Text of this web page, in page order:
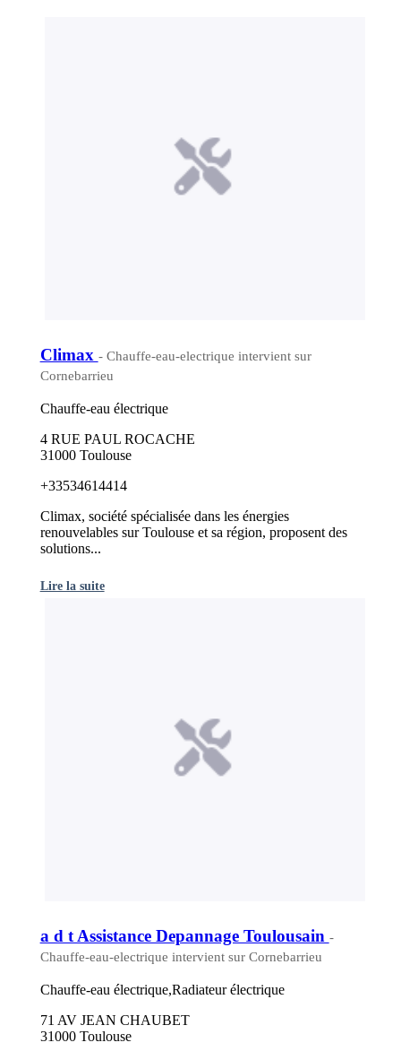
Climax - Chauffe-eau-electrique intervient sur
Cornebarrieu
Chauffe-eau électrique
4 RUE PAUL ROCACHE
31000 Toulouse
+33534614414
Climax, société spécialisée dans les énergies
renouvelables sur Toulouse et sa région, proposent des
solutions...
Lire la suite
a d t Assistance Depannage Toulousain -
Chauffe-eau-electrique intervient sur Cornebarrieu
Chauffe-eau électrique,Radiateur électrique
71 AV JEAN CHAUBET
31000 Toulouse